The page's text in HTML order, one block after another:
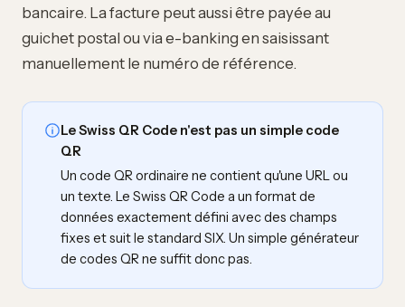
bancaire. La facture peut aussi être payée au
guichet postal ou via e-banking en saisissant
manuellement le numéro de référence.
Le Swiss QR Code n'est pas un simple code
QR
Un code QR ordinaire ne contient qu'une URL ou
un texte. Le Swiss QR Code a un format de
données exactement défini avec des champs
fixes et suit le standard SIX. Un simple générateur
de codes QR ne suffit donc pas.